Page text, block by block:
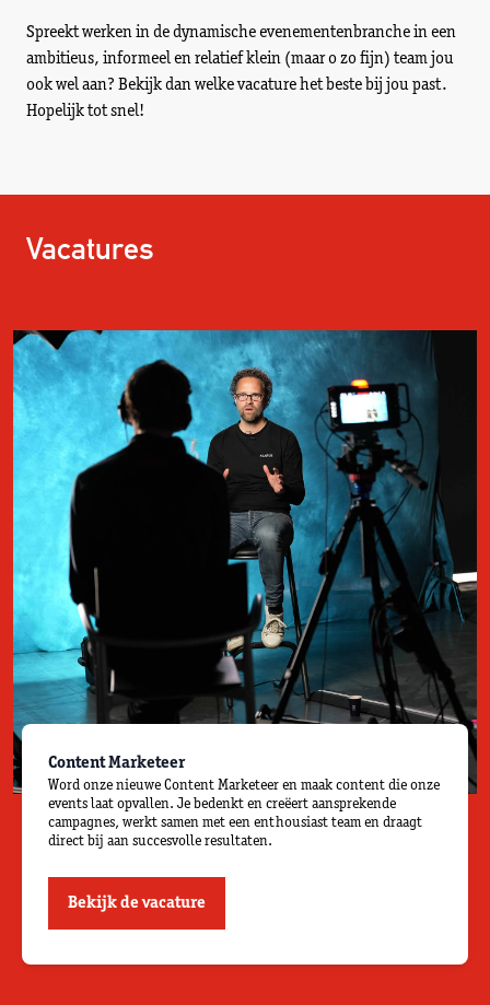
Spreekt werken in de dynamische evenementenbranche in een
ambitieus, informeel en relatief klein (maar o zo fijn) team jou
ook wel aan? Bekijk dan welke vacature het beste bij jou past.
Hopelijk tot snel!
Vacatures
Content Marketeer
Word onze nieuwe Content Marketeer en maak content die onze
events laat opvallen. Je bedenkt en creëert aansprekende
campagnes, werkt samen met een enthousiast team en draagt
direct bij aan succesvolle resultaten.
Bekijk de vacature